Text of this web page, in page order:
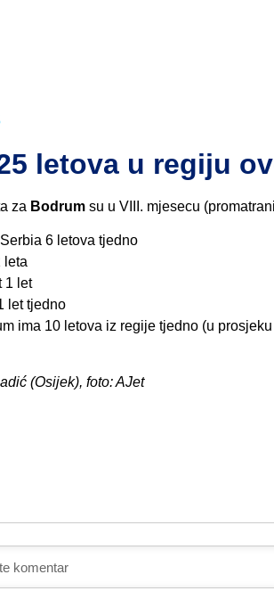
letova u regiju
za Bodrum su u VIII. mjesecu
6 letova tjedno
leta
1 let
let tjedno
ima 10 letova iz regije tjedno (u
(Osijek), foto: AJet